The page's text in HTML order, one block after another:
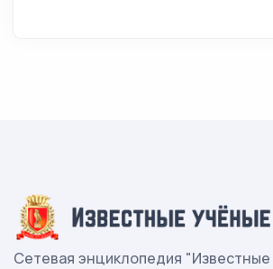
Сетевая энциклопедия